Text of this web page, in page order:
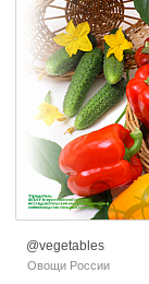
@vegetables
Овощи России